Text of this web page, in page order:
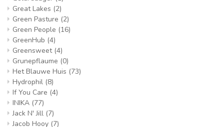
Great Lakes (2)
Green Pasture (2)
Green People (16)
GreenHub (4)
Greensweet (4)
Grunepflaume (0)
Het Blauwe Huis (73)
Hydrophil (8)
If You Care (4)
INIKA (77)
Jack N' Jill (7)
Jacob Hooy (7)